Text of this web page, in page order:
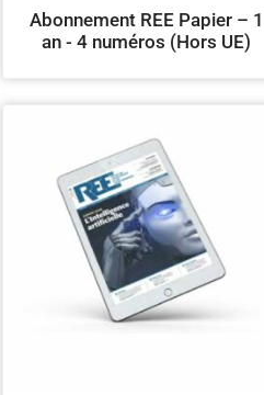
Abonnement REE Papier – 1
an - 4 numéros (Hors UE)